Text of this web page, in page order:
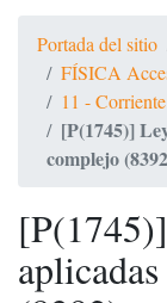
Portada del sitio
FÍSICA
11 -
[P(1745)]
complejo